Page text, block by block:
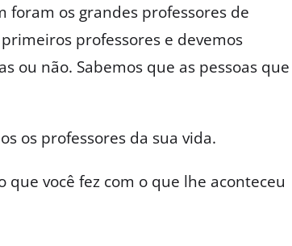
foram os grandes professores de
professores e devemos
ou não. Sabemos que as pessoas que
os professores da sua vida.
que você fez com o que lhe aconteceu